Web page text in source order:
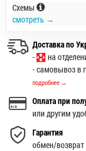
Схемы
смотреть →
Доставка по
-
на
- самовывоз в
подробнее →
Оплата при
или другим
Гарантия
обмен/возврат